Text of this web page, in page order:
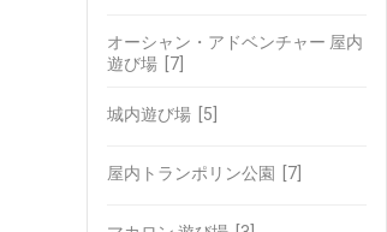
オーシャン・アドベンチャー 屋内
遊び場 [7]
城内遊び場 [5]
屋内トランポリン公園 [7]